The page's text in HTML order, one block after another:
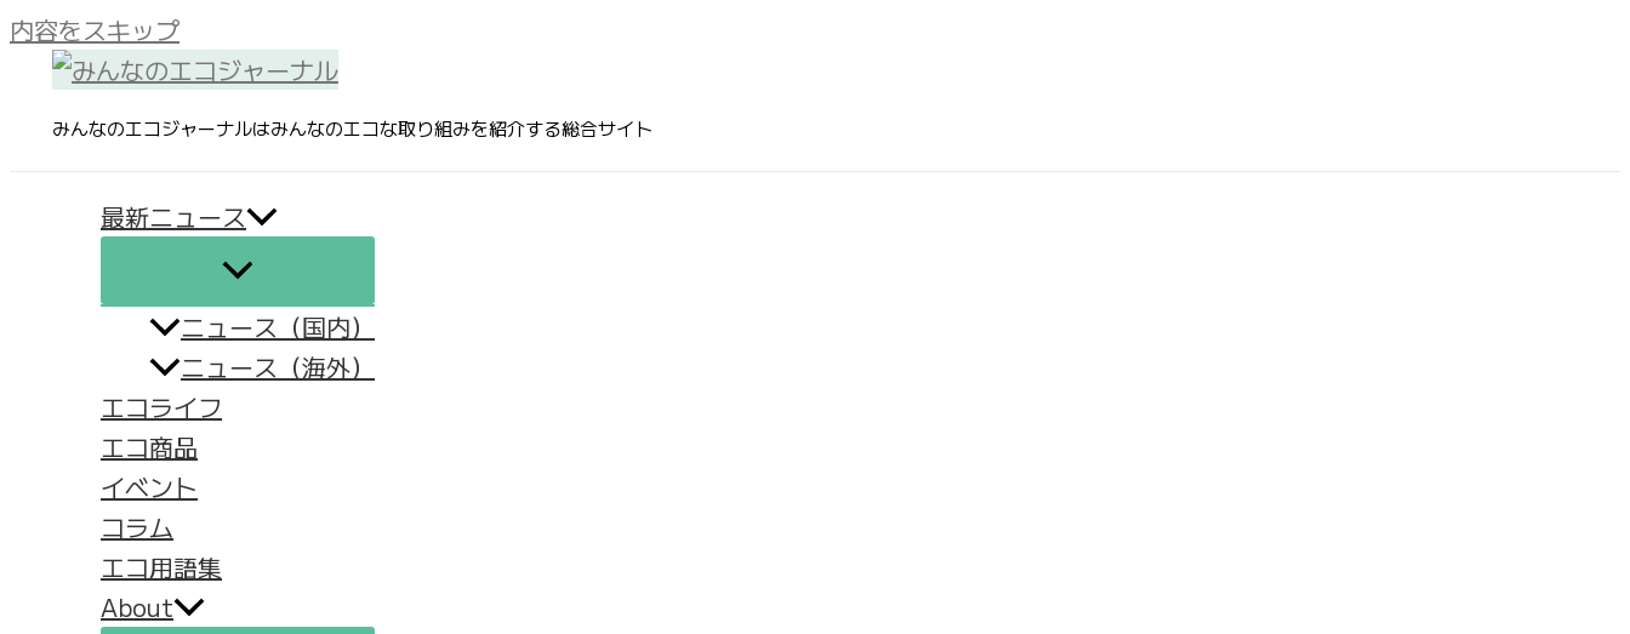
内容をスキップ
みんなのエコジャーナルはみんなのエコな取り組みを紹介する総合サイト
最新ニュース
ニュース（国内）
ニュース（海外）
エコライフ
エコ商品
イベント
コラム
エコ用語集
About